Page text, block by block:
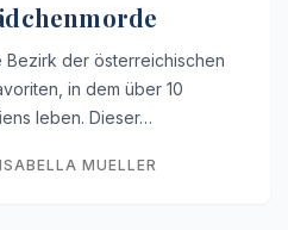
der österreichischen
in dem über 10
leben. Dieser…
ISABELLA MUELLER